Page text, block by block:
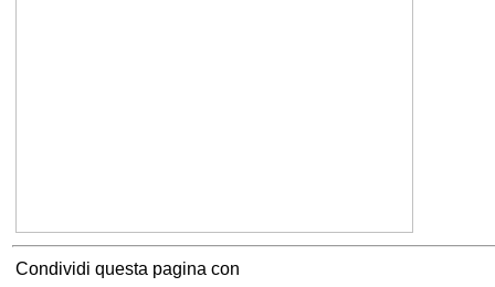
Condividi questa pagina con